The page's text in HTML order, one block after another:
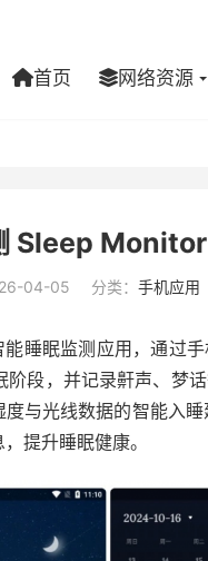
首页 网络资源
Sleep
04-05 分类： 手机应用
睡眠监测应用，通过
阶段，并记录鼾声、梦
与光线数据的智能入
提升睡眠健康。